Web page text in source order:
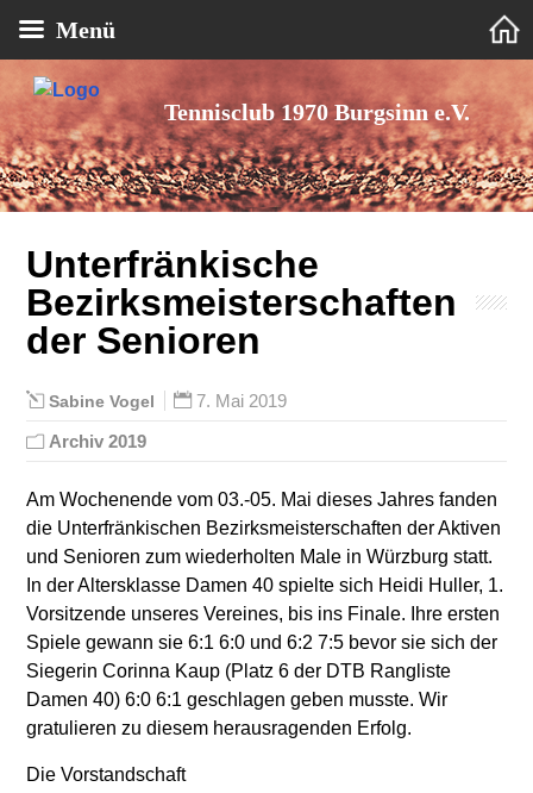
Tennisclub 1970 Burgsinn e.V.
Unterfränkische
Bezirksmeisterschaften
der Senioren
Sabine Vogel
7. Mai 2019
Archiv 2019
Am Wochenende vom 03.-05. Mai dieses Jahres fanden
die Unterfränkischen Bezirksmeisterschaften der Aktiven
und Senioren zum wiederholten Male in Würzburg statt.
In der Altersklasse Damen 40 spielte sich Heidi Huller, 1.
Vorsitzende unseres Vereines, bis ins Finale. Ihre ersten
Spiele gewann sie 6:1 6:0 und 6:2 7:5 bevor sie sich der
Siegerin Corinna Kaup (Platz 6 der DTB Rangliste
Damen 40) 6:0 6:1 geschlagen geben musste. Wir
gratulieren zu diesem herausragenden Erfolg.
Die Vorstandschaft
Menü